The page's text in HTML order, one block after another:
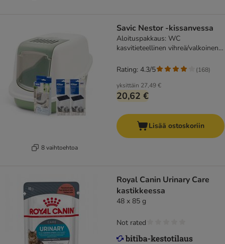
8 vaihtoehtoa
Savic Nestor -kissanvessa
Aloituspakkaus: WC
kasvitieteellinen vihreä/valkoinen +
pussia
yksittäin 27,49 €
20,62 €
Rating: 4.3/5 (168)
Lisää ostoskoriin
Royal Canin Urinary Care
kastikkeessa
48 x 85 g
Not rated